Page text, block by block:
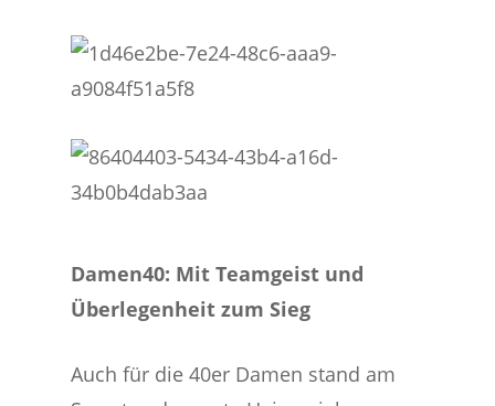
Damen40: Mit Teamgeist und
Überlegenheit zum Sieg
Auch für die 40er Damen stand am